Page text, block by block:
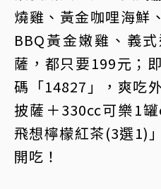
燒雞、黃金咖哩海鮮
BBQ黃金嫩雞、義
薩，都只要199元；
碼「14827」，爽吃
披薩＋330cc可樂1
飛想檸檬紅茶(3選1)
開吃！